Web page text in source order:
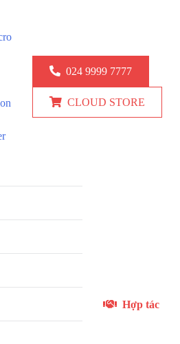
024 9999 7777
CLOUD STORE
Hợp tác